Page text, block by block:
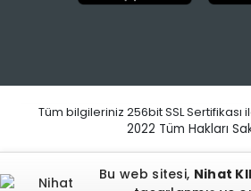
Tüm bilgileriniz 256bit SSL Sertifikası
2022 Tüm Hakları
Bu web sitesi, Nihat